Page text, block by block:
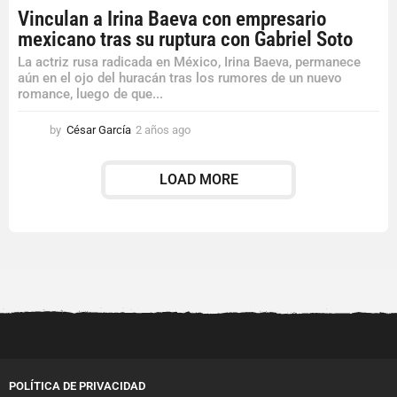
Vinculan a Irina Baeva con empresario
mexicano tras su ruptura con Gabriel Soto
La actriz rusa radicada en México, Irina Baeva, permanece
aún en el ojo del huracán tras los rumores de un nuevo
romance, luego de que...
by César García 2 años ago
o
LOAD MORE
POLÍTICA DE PRIVACIDAD